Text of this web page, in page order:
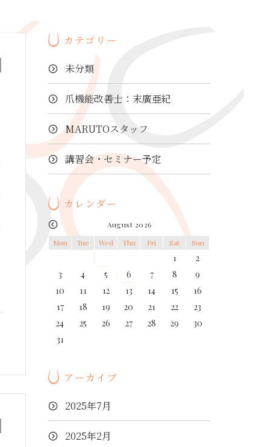
カテゴリー
未分類
爪機能改善士：末廣亜紀
MARUTOスタッフ
講習会・セミナー予定
カレンダー
August 2026
Mon
Tue Wed Thu Fri Sat Sun
1
2
3
4 5 6 7 8
9
10
11 12 13 14 15
16
17
18 19 20 21 22
23
24
25 26 27 28 29
30
31
アーカイブ
2025年7月
2025年2月